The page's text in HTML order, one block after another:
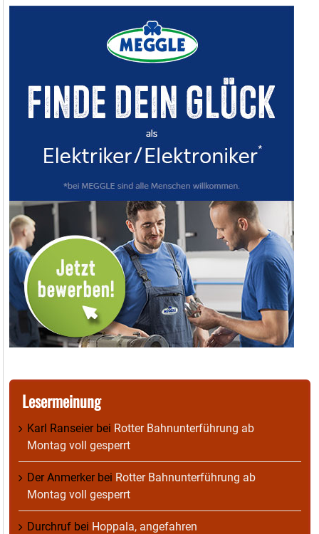
Lesermeinung
Karl Ranseierbei Rotter Bahnunterführung ab
Montag voll gesperrt
Der Anmerkerbei Rotter Bahnunterführung ab
Montag voll gesperrt
Durchruf bei Hoppala, angefahren